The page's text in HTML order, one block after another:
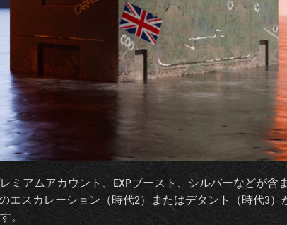
ミアムアカウント、EXPブースト、シルバーなどが含
エスカレーション（時代2）またはデタント（時代3
。